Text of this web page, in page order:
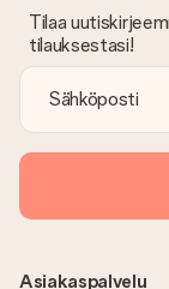
Tämä tarkoittaa
vastaanottajalle,
Tilaa
tilauksestasi!
Asiakaspalvelu